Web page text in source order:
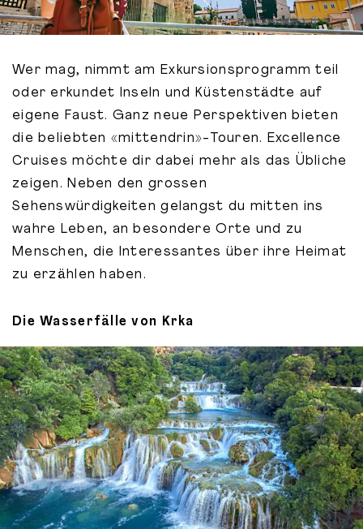
Wer mag, nimmt am Exkursionsprogramm teil
oder erkundet Inseln und Küstenstädte auf
eigene Faust. Ganz neue Perspektiven bieten
die beliebten «mittendrin»-Touren. Excellence
Cruises möchte dir dabei mehr als das Übliche
zeigen. Neben den grossen
Sehenswürdigkeiten gelangst du mitten ins
wahre Leben, an besondere Orte und zu
Menschen, die Interessantes über ihre Heimat
zu erzählen haben.
Die Wasserfälle von Krka